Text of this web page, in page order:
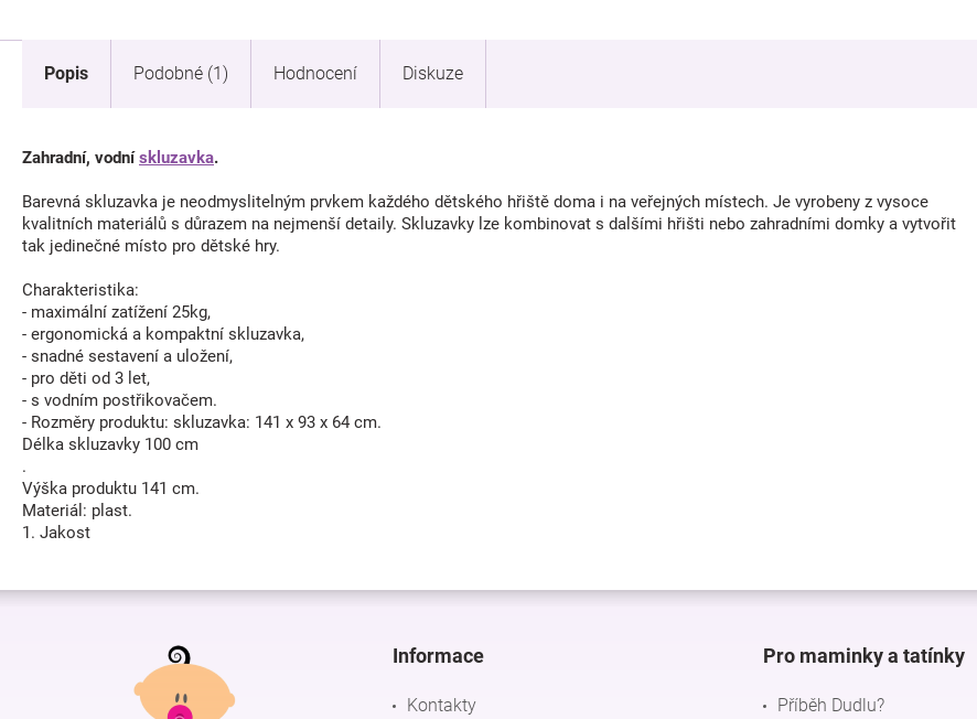
Popis Podobné (1) Hodnocení Diskuze
Zahradní, vodnískluzavka.
Barevná skluzavka je neodmyslitelným prvkem každého dětského hřiště doma i na veřejných místech. Je vyrobeny z vysoce
kvalitních materiálů s důrazem na nejmenší detaily. Skluzavky lze kombinovat s dalšími hřišti nebo zahradními domky a vytvořit
tak jedinečné místo pro dětské hry.
Charakteristika:
- maximální zatížení 25kg,
- ergonomická a kompaktní skluzavka,
- snadné sestavení a uložení,
- pro děti od 3 let,
- s vodním postřikovačem.
- Rozměry produktu: skluzavka: 141 x 93 x 64 cm.
Délka skluzavky 100 cm
.
Výška produktu 141 cm.
Materiál: plast.
1. Jakost
Z
Informace
Kontakty
Pro maminky a tatínky
Příběh Dudlu?